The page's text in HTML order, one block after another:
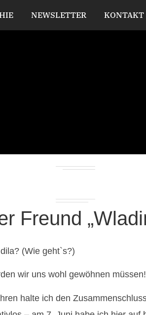
NEWSLETTER KONTAKT
Freund
(Wie geht`s?)
wir uns wohl gewöhnen müssen!
halte ich den